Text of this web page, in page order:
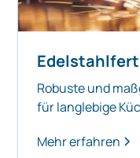
Robuste und
für langlebige
Mehr erfahren